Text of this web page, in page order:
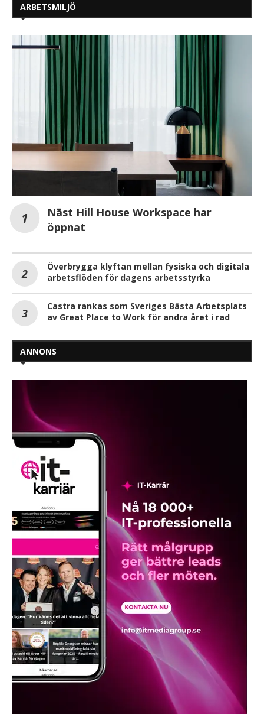
ARBETSMILJÖ
Nāst Hill House Workspace har
öppnat
Överbrygga klyftan mellan fysiska och digitala
arbetsflöden för dagens arbetsstyrka
Castra rankas som Sveriges Bästa Arbetsplats
av Great Place to Work för andra året i rad
ANNONS